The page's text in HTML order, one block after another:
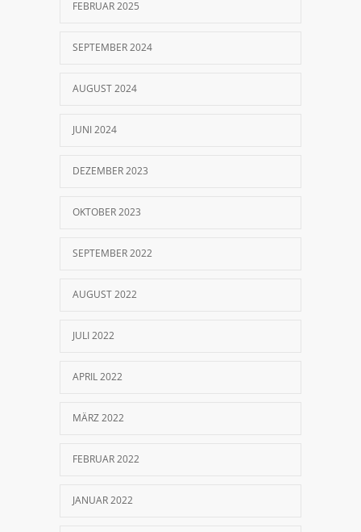
FEBRUAR 2025
SEPTEMBER 2024
AUGUST 2024
JUNI 2024
DEZEMBER 2023
OKTOBER 2023
SEPTEMBER 2022
AUGUST 2022
JULI 2022
APRIL 2022
MÄRZ 2022
FEBRUAR 2022
JANUAR 2022